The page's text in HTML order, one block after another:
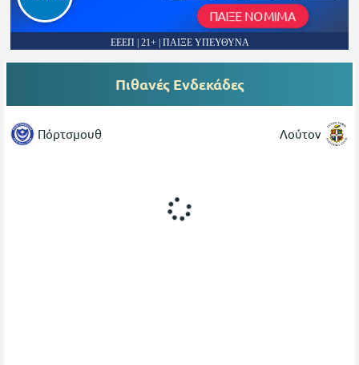
ΠΑΙΞΕ ΝΟΜΙΜΑ
ΕΕΕΠ | 21+ | ΠΑΙΞΕ ΥΠΕΥΘΥΝΑ
Πιθανές Ενδεκάδες
Πόρτσμουθ Λούτον